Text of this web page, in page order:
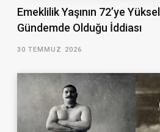
Emeklilik Yaşının 72’ye
Gündemde Olduğu İddiası
30 TEMMUZ 2026